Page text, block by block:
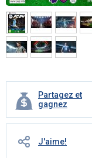
Partagez et
gagnez
J'aime!